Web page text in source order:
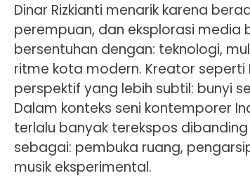
Dinar Rizkianti menarik karena
perempuan, dan eksplorasi media
bersentuhan dengan: teknologi,
ritme kota modern. Kreator
perspektif yang lebih subtil: bunyi
Dalam konteks seni kontemporer
terlalu banyak terekspos
sebagai: pembuka ruang,
musik eksperimental.